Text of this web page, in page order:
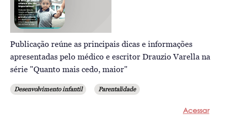
Publicação reúne as principais dicas e informações
apresentadas pelo médico e escritor Drauzio Varella na
série "Quanto mais cedo, maior"
Desenvolvimento infantil Parentalidade
Acessar